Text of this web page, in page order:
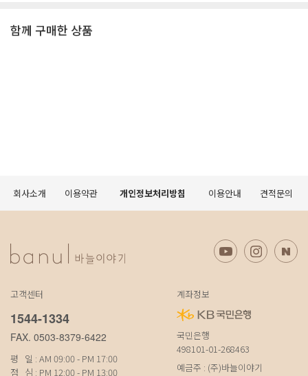
함께 구매한 상품
회사소개 이용약관 개인정보처리방침 이용안내 견적문의
고객센터
1544-1334
FAX. 0503-8379-6422
평 일 : AM 09:00 - PM 17:00
점 심 : PM 12:00 - PM 13:00
계좌정보
국민은행
498101-01-268463
예금주 : (주)바늘이야기